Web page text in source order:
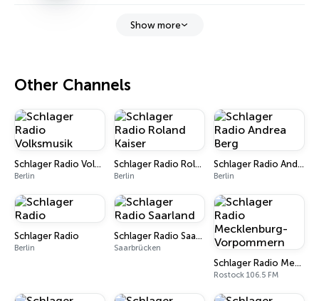
Show more
Other Channels
Schlager Radio Volksmusik
Berlin
Schlager Radio Roland Kaiser
Berlin
Schlager Radio Andrea Berg
Berlin
Schlager Radio
Berlin
Schlager Radio Saarland
Saarbrücken
Schlager Radio Mecklenburg-Vorpommern
Rostock 106.5 FM